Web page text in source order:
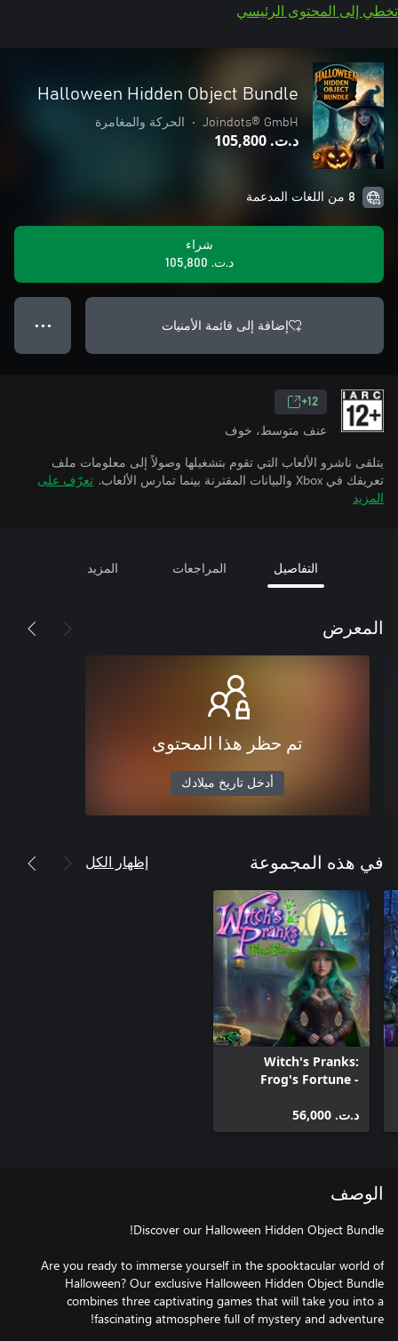
تخطي إلى المحتوى الرئيسي
Halloween Hidden Object Bundle
Joindots® GmbH
• الحركة والمغامرة
د.ت.‏ 105,800
8 من اللغات المدعمة
شراء
د.ت.‏ 105,800
إضافة إلى قائمة الأمنيات ● ● ●
12+
عنف متوسط، خوف
يتلقى ناشرو الألعاب التي تقوم بتشغيلها وصولاً إلى معلومات ملف
تعريفك في Xbox والبيانات المقترنة بينما تمارس الألعاب.
تعرّف على
المزيد
التفاصيل المراجعات المزيد
المعرض
تم حظر هذا المحتوى
أدخل تاريخ ميلادك
في هذه المجموعة إظهار الكل
Witch's Pranks:
Frog's Fortune -
د.ت.‏ 56,000
الوصف
Are you ready to immerse yourself in the spooktacular world of
Halloween? Our exclusive Halloween Hidden Object Bundle
combines three captivating games that will take you into a